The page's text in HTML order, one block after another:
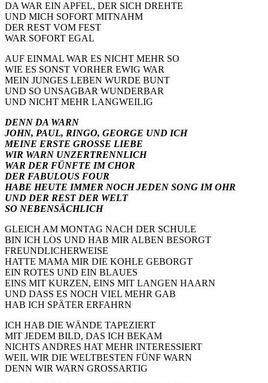
DA WAR EIN APFEL, DER SICH DREHTE
UND MICH SOFORT MITNAHM
DER REST VOM FEST
WAR SOFORT EGAL
AUF EINMAL WAR ES NICHT MEHR SO
WIE ES SONST VORHER EWIG WAR
MEIN JUNGES LEBEN WURDE BUNT
UND SO UNSAGBAR WUNDERBAR
UND NICHT MEHR LANGWEILIG
DENN DA WARN
JOHN, PAUL, RINGO, GEORGE UND ICH
MEINE ERSTE GROSSE LIEBE
WIR WARN UNZERTRENNLICH
WAR DER FÜNFTE IM CHOR
DER FABULOUS FOUR
HABE HEUTE IMMER NOCH JEDEN SONG IM OHR
UND DER REST DER WELT
SO NEBENSÄCHLICH
GLEICH AM MONTAG NACH DER SCHULE
BIN ICH LOS UND HAB MIR ALBEN BESORGT
FREUNDLICHERWEISE
HATTE MAMA MIR DIE KOHLE GEBORGT
EIN ROTES UND EIN BLAUES
EINS MIT KURZEN, EINS MIT LANGEN HAARN
UND DASS ES NOCH VIEL MEHR GAB
HAB ICH SPÄTER ERFAHRN
ICH HAB DIE WÄNDE TAPEZIERT
MIT JEDEM BILD, DAS ICH BEKAM
NICHTS ANDRES HAT MEHR INTERESSIERT
WEIL WIR DIE WELTBESTEN FÜNF WARN
DENN WIR WARN GROSSARTIG